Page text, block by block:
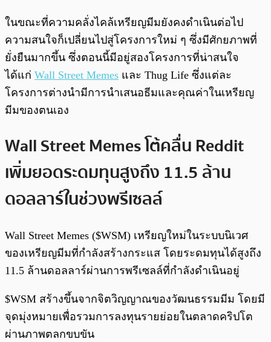
ในขณะที่ความคลั่งไคล้เหรียญมีมยังคงดำเนินต่อไป
ความสนใจก็เปลี่ยนไปสู่โครงการใหม่ ๆ ซึ่งมีศักยภาพที่
ยั่งยืนมากขึ้น ซึ่งตอนนี้มีอยู่สองโครงการที่น่าสนใจ
ได้แก่ Wall Street Memes และ Thug Life ซึ่งแต่ละ
โครงการต่างนำมีการนำเสนอธีมและคุณค่าในเหรียญ
มีมของตนเอง
Wall Street Memes โต้คลื่น Reddit
เพิ่มยอดระดมทุนสูงถึง 11.5 ล้าน
ดอลลาร์ในช่วงพรีเซลล์
Wall Street Memes ($WSM) เหรียญใหม่ในระบบนิเวศ
ของเหรียญมีมที่กำลังสร้างกระแส โดยระดมทุนได้สูงถึง
11.5 ล้านดอลลาร์ผ่านการพรีเซลล์ที่กำลังดำเนินอยู่
$WSM สร้างขึ้นจากจิตวิญญาณของวัฒนธรรมมีม โดยมี
จุดมุ่งหมายเพื่อรวมการลงทุนรายย่อยในตลาดคริปโต
ผ่านภาพตลกขบขัน